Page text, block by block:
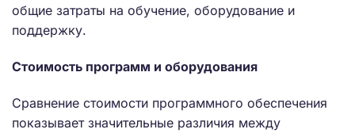
общие затраты на обучение, оборудование и
поддержку.
Стоимость программ и оборудования
Сравнение стоимости программного обеспечения
показывает значительные различия между